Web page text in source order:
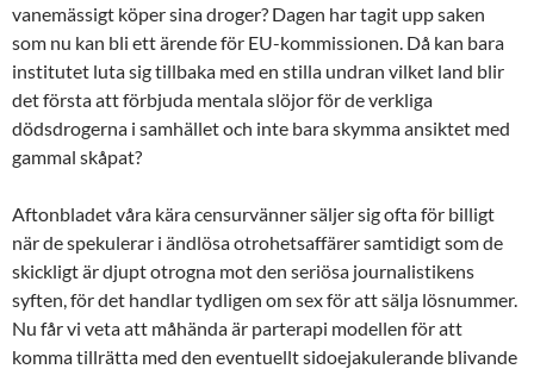
vanemässigt köper sina droger? Dagen har tagit upp saken
som nu kan bli ett ärende för EU-kommissionen. Då kan bara
institutet luta sig tillbaka med en stilla undran vilket land blir
det första att förbjuda mentala slöjor för de verkliga
dödsdrogerna i samhället och inte bara skymma ansiktet med
gammal skåpat?
Aftonbladet våra kära censurvänner säljer sig ofta för billigt
när de spekulerar i ändlösa otrohetsaffärer samtidigt som de
skickligt är djupt otrogna mot den seriösa journalistikens
syften, för det handlar tydligen om sex för att sälja lösnummer.
Nu får vi veta att måhända är parterapi modellen för att
komma tillrätta med den eventuellt sidoejakulerande blivande